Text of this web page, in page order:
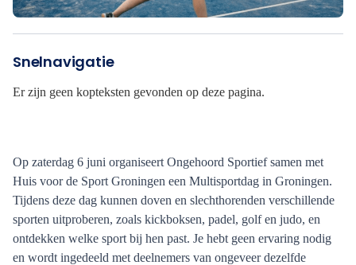
Snelnavigatie
Er zijn geen kopteksten gevonden op deze pagina.
Op zaterdag 6 juni organiseert Ongehoord Sportief samen met
Huis voor de Sport Groningen een Multisportdag in Groningen.
Tijdens deze dag kunnen doven en slechthorenden verschillende
sporten uitproberen, zoals kickboksen, padel, golf en judo, en
ontdekken welke sport bij hen past. Je hebt geen ervaring nodig
en wordt ingedeeld met deelnemers van ongeveer dezelfde